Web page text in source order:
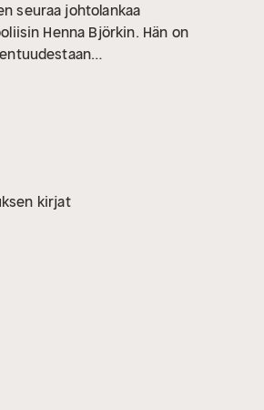
seuraa johtolankaa
Henna Björkin. Hän on
kirjat